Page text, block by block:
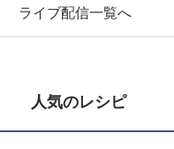
ライブ配信一覧へ
人気のレシピ